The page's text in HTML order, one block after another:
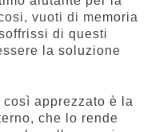
vuoti di memoria
di questi
la soluzione
così apprezzato è la
che lo rende